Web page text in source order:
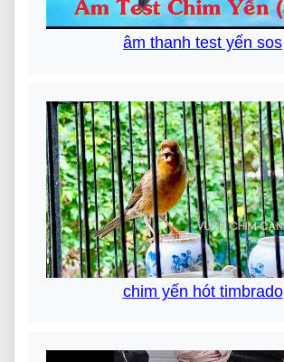
âm thanh test yến sos
chim yến hót timbrado